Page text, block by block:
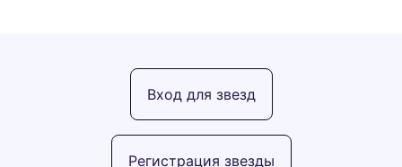
Регистрация звезды
Вход для звезд